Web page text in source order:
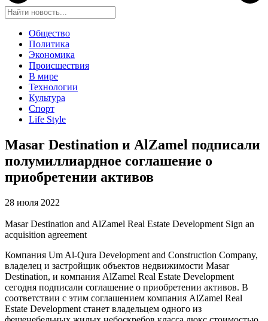
Общество
Политика
Экономика
Происшествия
В мире
Технологии
Культура
Спорт
Life Style
Masar Destination и AlZamel подписали
полумиллиардное соглашение о
приобретении активов
28 июля 2022
Masar Destination and AlZamel Real Estate Development Sign an
acquisition agreement
Компания Um Al-Qura Development and Construction Company,
владелец и застройщик объектов недвижимости Masar
Destination, и компания AlZamel Real Estate Development
сегодня подписали соглашение о приобретении активов. В
соответствии с этим соглашением компания AlZamel Real
Estate Development станет владельцем одного из